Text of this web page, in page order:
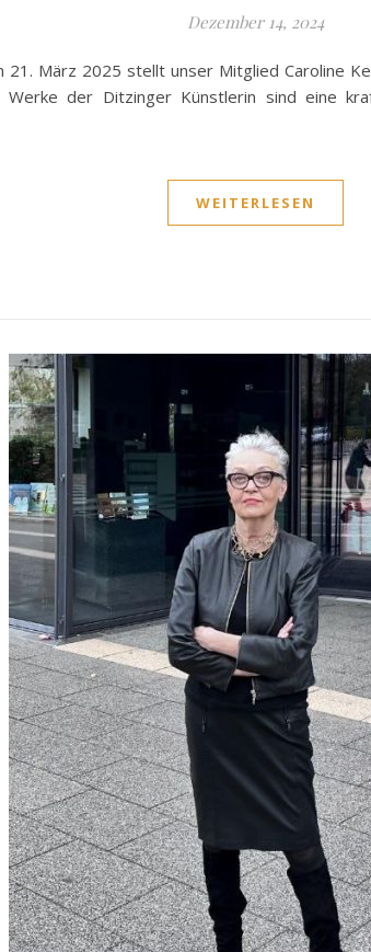
Dezember 14, 2024
21. März 2025 stellt unser Mitglied Caroline
der Ditzinger Künstlerin sind eine
WEITERLESEN